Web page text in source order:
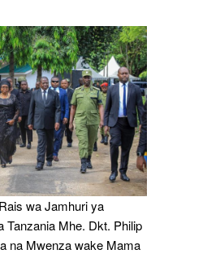
Cleopa
Msuya
wa Jamhuri ya
Tanzania Mhe. Dkt. Philip
na Mwenza wake Mama